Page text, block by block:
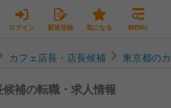
ログイン 新規登録 気になる MENU
カフェ店長・店長候補 東京都の
補の転職・求人情報